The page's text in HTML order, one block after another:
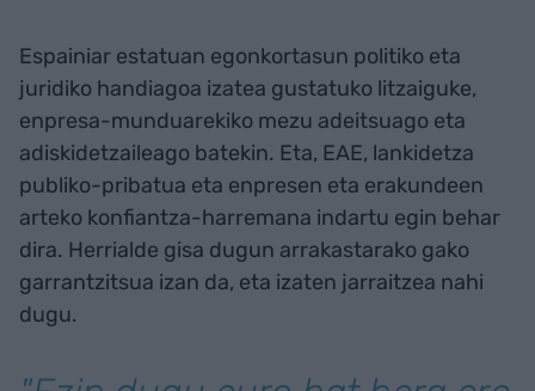
Espainiar estatuan egonkortasun politiko eta
juridiko handiagoa izatea gustatuko litzaiguke,
enpresa-munduarekiko mezu adeitsuago eta
adiskidetzaileago batekin. Eta, EAE, lankidetza
publiko-pribatua eta enpresen eta erakundeen
arteko konfiantza-harremana indartu egin behar
dira. Herrialde gisa dugun arrakastarako gako
garrantzitsua izan da, eta izaten jarraitzea nahi
dugu.